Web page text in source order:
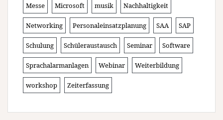
Messe Microsoft musik Nachhaltigkeit
Networking Personaleinsatzplanung SAA SAP
Schulung Schüleraustausch Seminar Software
Sprachalarmanlagen Webinar Weiterbildung
workshop Zeiterfassung